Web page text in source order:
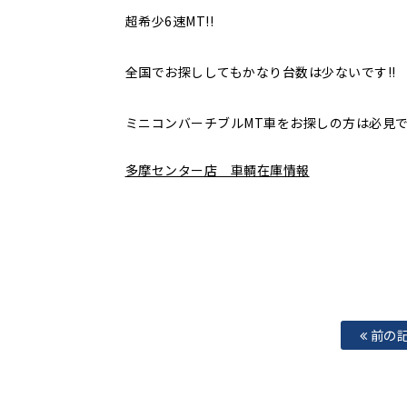
超希少6速MT!!
全国でお探ししてもかなり台数は少ないです!!
ミニコンバーチブルMT車をお探しの方は必見
多摩センター店 車輌在庫情報
前の